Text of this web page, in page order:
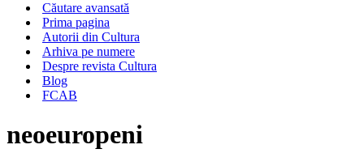
Căutare avansată
Prima pagina
Autorii din Cultura
Arhiva pe numere
Despre revista Cultura
Blog
FCAB
neoeuropeni